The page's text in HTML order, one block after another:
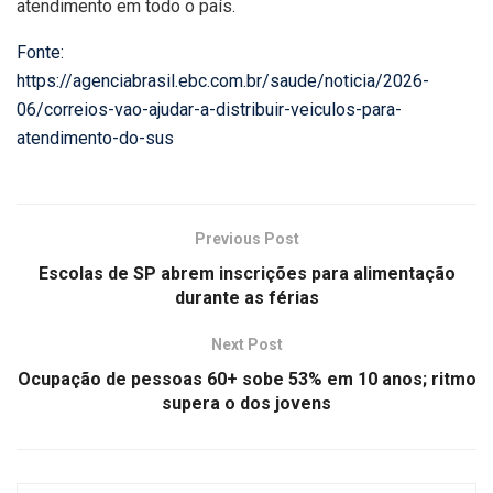
atendimento em todo o país.
Fonte:
https://agenciabrasil.ebc.com.br/saude/noticia/2026-
06/correios-vao-ajudar-a-distribuir-veiculos-para-
atendimento-do-sus
Previous Post
Escolas de SP abrem inscrições para alimentação
durante as férias
Next Post
Ocupação de pessoas 60+ sobe 53% em 10 anos; ritmo
supera o dos jovens